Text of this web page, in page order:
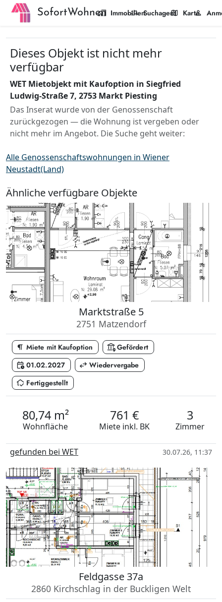
SofortWohnen
home_work Immobilien
manage_search Suchagent
map Karte
person
Dieses Objekt ist nicht mehr
verfügbar
WET Mietobjekt mit Kaufoption in Siegfried
Ludwig-Straße 7, 2753 Markt Piesting
Das Inserat wurde von der Genossenschaft
zurückgezogen — die Wohnung ist vergeben oder
nicht mehr im Angebot. Die Suche geht weiter:
Alle Genossenschaftswohnungen in Wiener
Neustadt(Land)
Ähnliche verfügbare Objekte
Marktstraße 5
2751 Matzendorf
format_paragraph Miete mit Kaufoption assured_workloadGefördert
calendar_clock 01.02.2027 swap_horiz Wiedervergabe
in_home_mode Fertiggestellt
80,74 m²
Wohnfläche
761 €
Miete inkl. BK
3
Zimmer
gefunden bei WET 30.07.26, 11:37
Feldgasse 37a
2860 Kirchschlag in der Buckligen Welt